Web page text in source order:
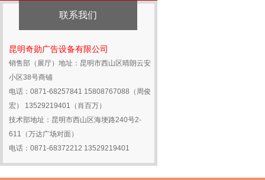
喷墨打印机该如何选择喷... 2016-02-22
影响压电写真机与电脑之...
关于放假的通知 2016-01-28
联系我们
昆明奇勋广告设备有限公司
销售部（展厅）地址：昆明市西山区晴朗云安
小区38号商铺
电话：0871-68257841 15808767088（周俊
宏） 13529219401（肖百万）
技术部地址：昆明市西山区海埂路240号2-
611（万达广场对面）
电话：0871-68372212 13529219401